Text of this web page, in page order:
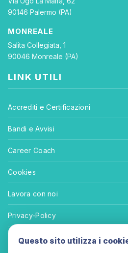
90146 Palermo (PA)
MONREALE
Salita Collegiata, 1
90046 Monreale (PA)
LINK UTILI
Accrediti e Certificazioni
Bandi e Avvisi
Career Coach
Cookies
Lavora con noi
Privacy-Policy
Termini e Condizioni
Questo sito utilizza i